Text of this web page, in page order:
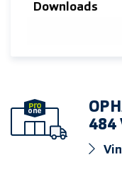
doos 200
Downloads
484